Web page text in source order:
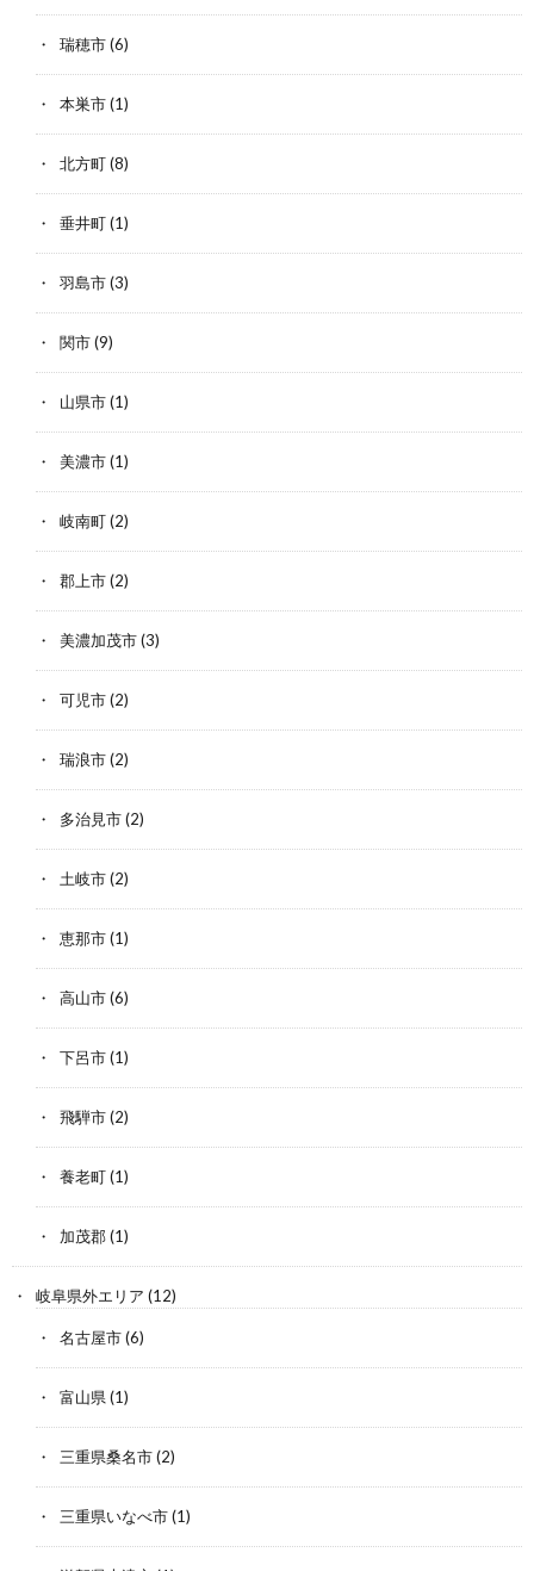
瑞穂市(6)
本巣市(1)
北方町(8)
垂井町(1)
羽島市(3)
関市(9)
山県市(1)
美濃市(1)
岐南町(2)
郡上市(2)
美濃加茂市(3)
可児市(2)
瑞浪市(2)
多治見市(2)
土岐市(2)
恵那市(1)
高山市(6)
下呂市(1)
飛騨市(2)
養老町(1)
加茂郡(1)
岐阜県外エリア (12)
名古屋市(6)
富山県(1)
三重県桑名市(2)
三重県いなべ市(1)